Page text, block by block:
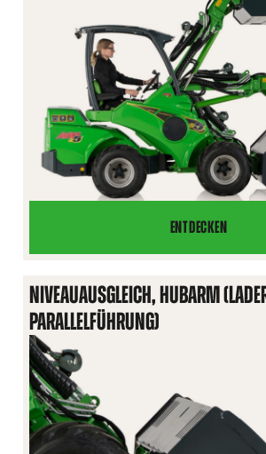
ENTDECKEN
NIVEAUAUSGLEICH, HUBARM
PARALLELFÜHRUNG)